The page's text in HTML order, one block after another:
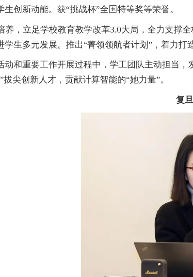
生创新动能。获“挑战杯”全国特等奖等荣誉。
养，立足学校教育教学改革3.0大局，全力支撑全
学生多元发展。推出“菁领领航者计划”，着力打
动和重要工作开展过程中，学工团队主动担当
拔尖创新人才，贡献计算智能的“她力量”。
复